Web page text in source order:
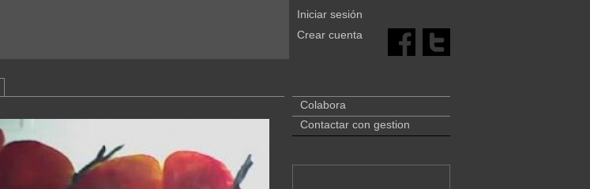
Iniciar sesión
Crear cuenta
Colabora
Contactar con gestion